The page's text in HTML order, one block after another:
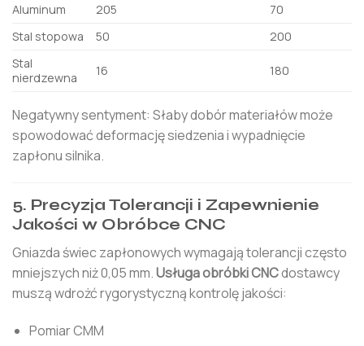
Aluminum
205
70
Stal stopowa
50
200
Stal
nierdzewna
16 180
Negatywny sentyment: Słaby dobór materiałów może
spowodować deformację siedzenia i wypadnięcie
zapłonu silnika.
5. Precyzja Tolerancji i Zapewnienie
Jakości w Obróbce CNC
Gniazda świec zapłonowych wymagają tolerancji często
mniejszych niż 0,05 mm.Usługa obróbki CNCdostawcy
muszą wdrożć rygorystyczną kontrolę jakości:
Pomiar CMM